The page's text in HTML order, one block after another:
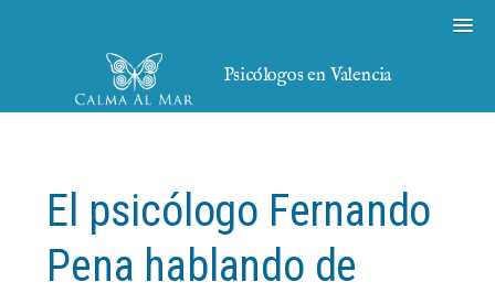
Psicólogos en Valencia
El psicólogo Fernando
Pena hablando de